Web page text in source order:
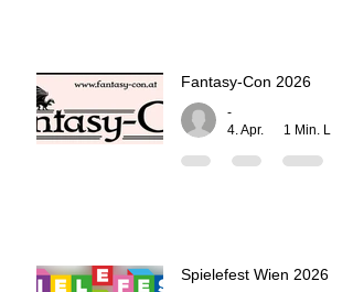
Fantasy-Con 2026
-
4. Apr.
Spielefest Wien 2026